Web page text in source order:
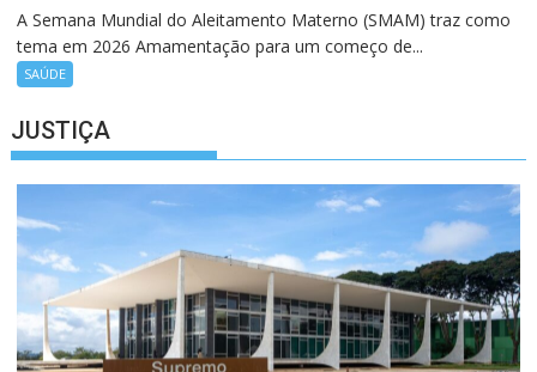
A Semana Mundial do Aleitamento Materno (SMAM) traz como
tema em 2026 Amamentação para um começo de...
SAÚDE
JUSTIÇA